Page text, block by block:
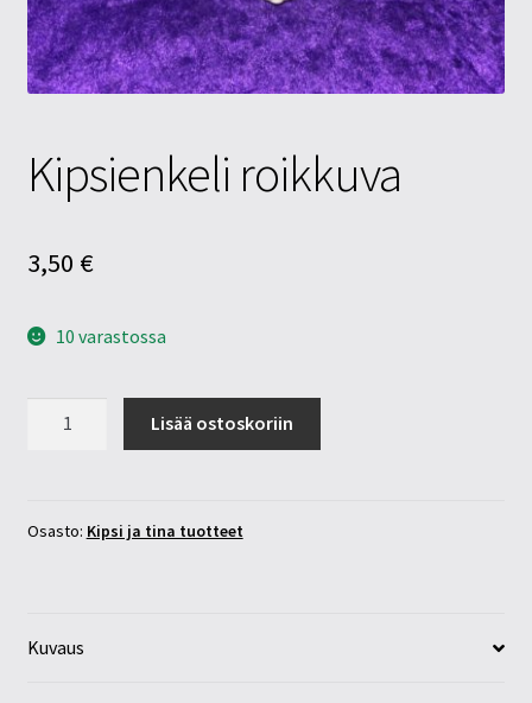
Tietosuojaseloste
Tuotteet
Kipsienkeli roikkuva
3,50 €
10 varastossa
Lisää ostoskoriin
Osasto: Kipsi ja tina tuotteet
Kuvaus